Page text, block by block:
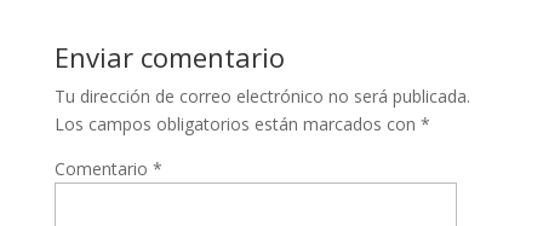
Enviar comentario
Tu dirección de correo electrónico no será publicada.
Los campos obligatorios están marcados con *
Comentario *